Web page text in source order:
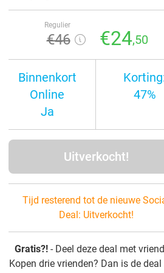
Regulier
€46 €24,50
Binnenkort
Online
Ja
47%
Uitverkocht!
Tijd resterend tot de nieuwe
Deal: Uitverkocht!
Gratis?! - Deel deze deal met
Kopen drie vrienden? Dan is de